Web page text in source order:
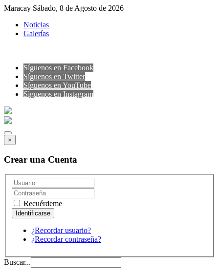
Maracay Sábado, 8 de Agosto de 2026
Noticias
Galerías
Síguenos en Facebook
Síguenos en Twitter
Síguenos en YouTube
Sìguenos en Instagram
×
Crear una Cuenta
Recuérdeme
¿Recordar usuario?
¿Recordar contraseña?
Buscar...